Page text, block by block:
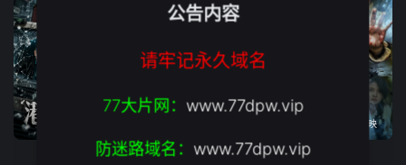
港城大劫案 热血江湖
2026年08月04日上映
公告内容
请牢记永久域名
77大片网： www.77dpw.vip
防迷路域名： www.77dpw.vip